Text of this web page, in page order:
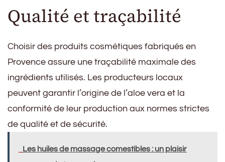
Qualité et traçabilité
Choisir des produits cosmétiques fabriqués en
Provence assure une traçabilité maximale des
ingrédients utilisés. Les producteurs locaux
peuvent garantir l’origine de l’aloe vera et la
conformité de leur production aux normes strictes
de qualité et de sécurité.
Les huiles de massage comestibles : un plaisir